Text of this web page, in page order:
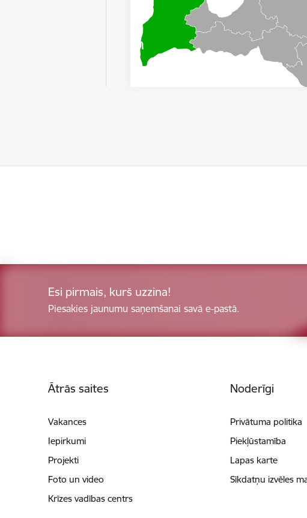
Esi pirmais, kurš uzzina!
Piesakies jaunumu saņemšanai savā e-pastā.
Ātrās saites
Vakances
Iepirkumi
Projekti
Foto un video
Krīzes vadības centrs
Noderīgi
Privātuma politika
Piekļūstamība
Lapas karte
Sīkdatņu izvēles